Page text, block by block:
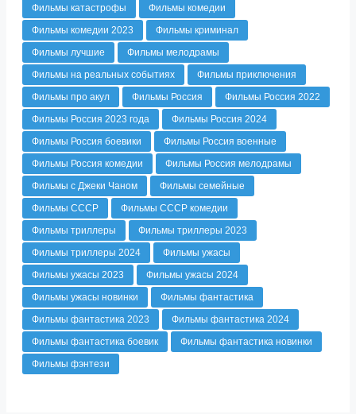
Фильмы катастрофы
Фильмы комедии
Фильмы комедии 2023
Фильмы криминал
Фильмы лучшие
Фильмы мелодрамы
Фильмы на реальных событиях
Фильмы приключения
Фильмы про акул
Фильмы Россия
Фильмы Россия 2022
Фильмы Россия 2023 года
Фильмы Россия 2024
Фильмы Россия боевики
Фильмы Россия военные
Фильмы Россия комедии
Фильмы Россия мелодрамы
Фильмы с Джеки Чаном
Фильмы семейные
Фильмы СССР
Фильмы СССР комедии
Фильмы триллеры
Фильмы триллеры 2023
Фильмы триллеры 2024
Фильмы ужасы
Фильмы ужасы 2023
Фильмы ужасы 2024
Фильмы ужасы новинки
Фильмы фантастика
Фильмы фантастика 2023
Фильмы фантастика 2024
Фильмы фантастика боевик
Фильмы фантастика новинки
Фильмы фэнтези